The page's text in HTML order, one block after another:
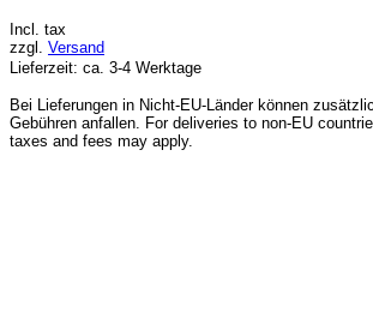
Incl. tax
zzgl. Versand
Lieferzeit: ca. 3-4 Werktage
Bei Lieferungen in Nicht-EU-Länder können
Gebühren anfallen. For deliveries to non-EU
taxes and fees may apply.